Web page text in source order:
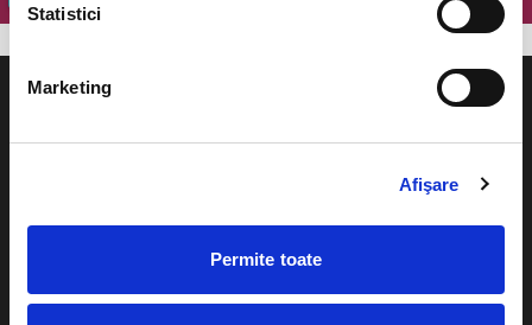
Statistici
Marketing
Afişare
Permite toate
Cum comand bilete?